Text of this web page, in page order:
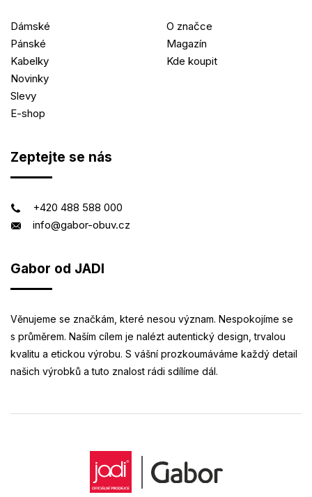
Dámské
Pánské
Kabelky
Novinky
Slevy
E-shop
O značce
Magazín
Kde koupit
Zeptejte se nás
+420 488 588 000
info@gabor-obuv.cz
Gabor od JADI
Věnujeme se značkám, které nesou význam. Nespokojíme se
s průměrem. Naším cílem je nalézt autentický design, trvalou
kvalitu a etickou výrobu. S vášní prozkoumáváme každý detail
našich výrobků a tuto znalost rádi sdílíme dál.